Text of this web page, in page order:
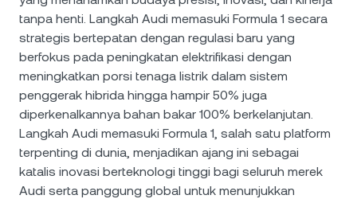
tanpa henti. Langkah Audi memasuki Formula 1 secara
strategis bertepatan dengan regulasi baru yang
berfokus pada peningkatan elektrifikasi dengan
meningkatkan porsi tenaga listrik dalam sistem
penggerak hibrida hingga hampir 50% juga
diperkenalkannya bahan bakar 100% berkelanjutan.
Langkah Audi memasuki Formula 1, salah satu platform
terpenting di dunia, menjadikan ajang ini sebagai
katalis inovasi berteknologi tinggi bagi seluruh merek
Audi serta panggung global untuk menunjukkan